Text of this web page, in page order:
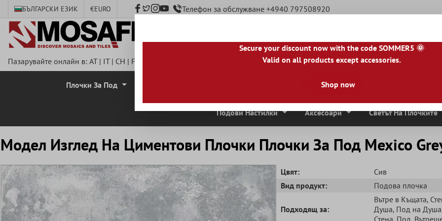
съдържание
БЪЛГАРСКИ ЕЗИК €EURO Телефон за обслужване +4940 797508920
Пазарувайте онлайн в: AT| IT| CH | FR |ES| PL|PT |FI|GR| RO|NO|HU|BG|HR
Плочки За Под Плочи От Естествен Камък
Подови Настилки Аксесоари Светът На Плочките
Mодел Изглед Hа Циментови Плочки Плочки За Под Mexico
Цвят:
Сив
Вид продукт:
Подова плочка
Подходящ за:
Вътре в Къщата,
Душа, Под на Душа
Стена, Под,
Secure your discount now with the code SOMMER5 🌞
Valid on all products except accessories.
Shop now